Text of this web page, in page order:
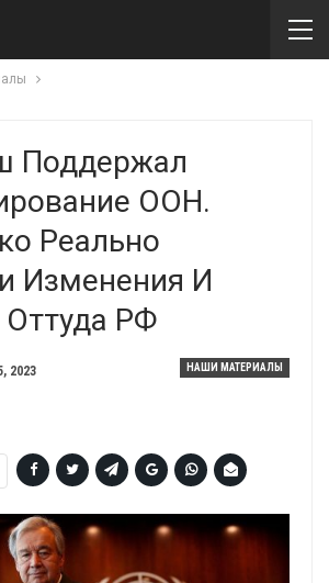
Поддержал
ООН.
Реально
Изменения И
Оттуда РФ
НАШИ МАТЕРИАЛЫ
2023